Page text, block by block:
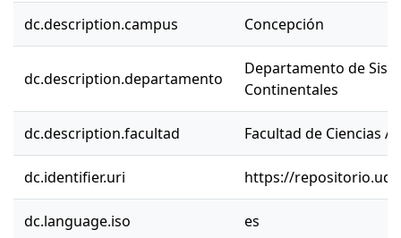
dc.description.campus Concepción
dc.description.departamento
Departamento de
Continentales
dc.description.facultad Facultad de Ciencias
dc.identifier.uri https://
dc.language.iso es